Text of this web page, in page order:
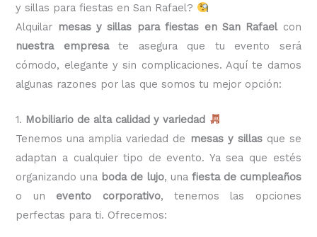
y sillas para fiestas en San Rafael?
Alquilar mesas y sillas para fiestas en San Rafaelcon
nuestra empresate asegura que tu evento será
cómodo, elegante y sin complicaciones. Aquí te damos
algunas razones por las que somos tu mejor opción:
1. Mobiliario de alta calidad y variedad
Tenemos una amplia variedad de mesas y sillasque se
adaptan a cualquier tipo de evento. Ya sea que estés
organizando una boda de lujo, una fiesta de cumpleaños
o un evento corporativo, tenemos las opciones
perfectas para ti. Ofrecemos: